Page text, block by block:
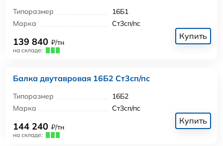
Типоразмер
16Б1
Марка
Ст3сп/пс
139 840 ₽/тн
на складе:
Купить
Балка двутавровая 16Б2 Ст3сп/пс
Типоразмер
16Б2
Марка
Ст3сп/пс
144 240 ₽/тн
на складе:
Купить